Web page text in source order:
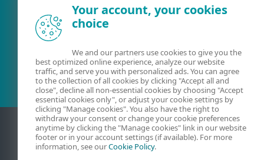
既存の顧客？
Your account, your cookies
choice
We and our partners use cookies to give you the
best optimized online experience, analyze our website
traffic, and serve you with personalized ads. You can agree
to the collection of all cookies by clicking "Accept all and
close", decline all non-essential cookies by choosing "Accept
essential cookies only", or adjust your cookie settings by
clicking "Manage cookies". You also have the right to
withdraw your consent or change your cookie preferences
anytime by clicking the "Manage cookies" link in our website
footer or in your account settings (if available). For more
information, see ourCookie Policy.